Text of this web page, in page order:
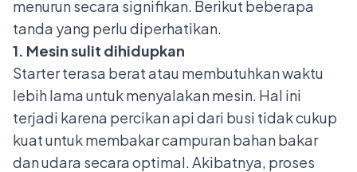
menurun secara signifikan. Berikut beberapa
tanda yang perlu diperhatikan.
1. Mesin sulit dihidupkan
Starter terasa berat atau membutuhkan waktu
lebih lama untuk menyalakan mesin. Hal ini
terjadi karena percikan api dari busi tidak cukup
kuat untuk membakar campuran bahan bakar
dan udara secara optimal. Akibatnya, proses